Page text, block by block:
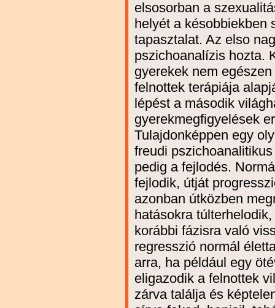
elsosorban a
helyét a késobbiekben
tapasztalat. Az elso
pszichoanalízis hozta.
gyerekek nem
felnottek terápiája
lépést a második
gyerekmegfigyelések
Tulajdonképpen egy
freudi
pedig a fejlodés.
fejlodik, útját
azonban útközben
hatásokra
korábbi fázisra való
regresszió normál
arra, ha például egy
eligazodik a felnottek
zárva találja és